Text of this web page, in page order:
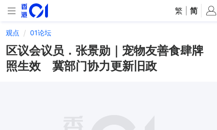
繁 简
观点 01论坛
区议会议员．张景勋｜宠物友善食肆牌
照生效 冀部门协力更新旧政